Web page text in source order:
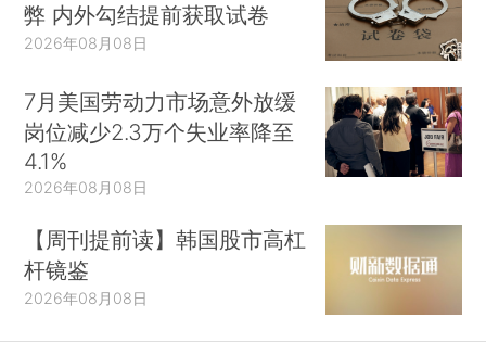
弊 内外勾结提前获取试卷
2026年08月08日
7月美国劳动力市场意外放缓
岗位减少2.3万个失业率降至
4.1%
2026年08月08日
【周刊提前读】韩国股市高杠
杆镜鉴
2026年08月08日